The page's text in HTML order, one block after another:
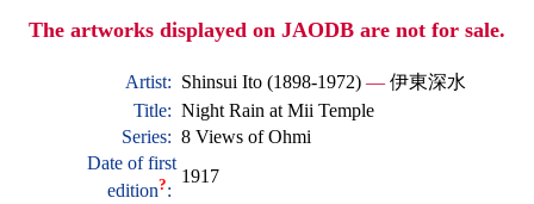
The artworks displayed on JAODB are not for sale.
Artist: Shinsui Ito (1898-1972) — 伊東深水
Title: Night Rain at Mii Temple
Series: 8 Views of Ohmi
Date of first
edition?:
1917